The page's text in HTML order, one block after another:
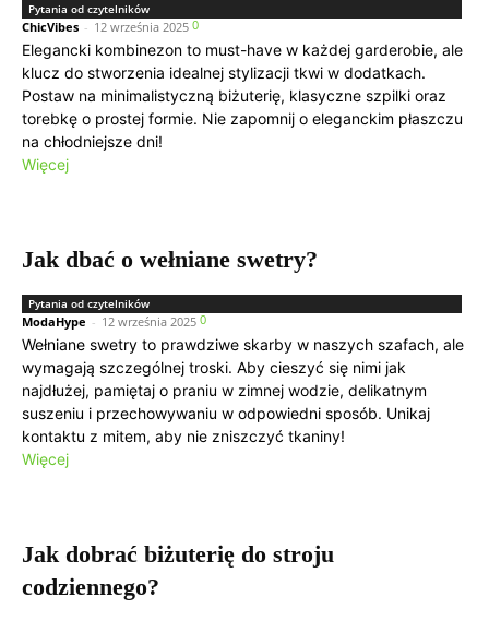
Pytania od czytelników
ChicVibes - 12 września 2025 0
Elegancki kombinezon to must-have w każdej garderobie, ale
klucz do stworzenia idealnej stylizacji tkwi w dodatkach.
Postaw na minimalistyczną biżuterię, klasyczne szpilki oraz
torebkę o prostej formie. Nie zapomnij o eleganckim płaszczu
na chłodniejsze dni!
Więcej
Jak dbać o wełniane swetry?
Pytania od czytelników
ModaHype - 12 września 2025 0
Wełniane swetry to prawdziwe skarby w naszych szafach, ale
wymagają szczególnej troski. Aby cieszyć się nimi jak
najdłużej, pamiętaj o praniu w zimnej wodzie, delikatnym
suszeniu i przechowywaniu w odpowiedni sposób. Unikaj
kontaktu z mitem, aby nie zniszczyć tkaniny!
Więcej
Jak dobrać biżuterię do stroju
codziennego?